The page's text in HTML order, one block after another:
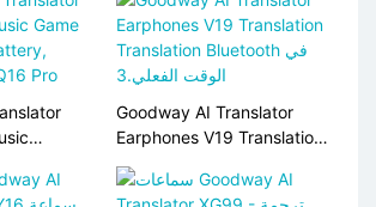
Modes,
5.4
Goodway AI Translator
Earphones V19 Translation
Translation Bluetooth في
الوقت الفعلي.3